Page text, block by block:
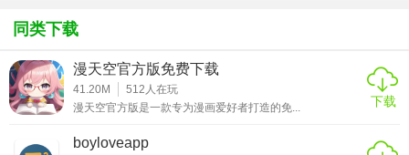
4、在线课程
名师自修课，在线学武术
5、优质视频
精选视频，知识多元融合
同类下载
漫天空官方版免费下载
41.20M 512 人在玩
漫天空官方版是一款专为漫画爱好者打造的免...
下载
boyloveapp